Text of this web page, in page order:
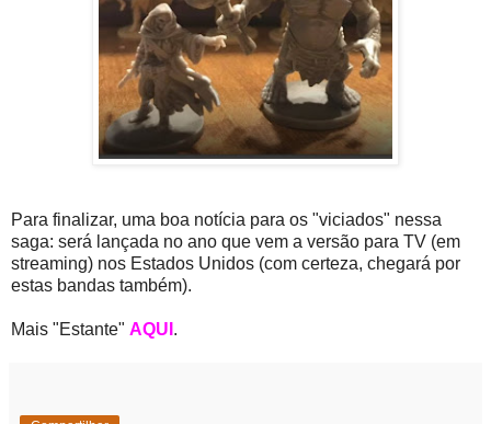
Para finalizar, uma boa notícia para os "viciados" nessa
saga: será lançada no ano que vem a versão para TV (em
streaming) nos Estados Unidos (com certeza, chegará por
estas bandas também).
Mais "Estante" AQUI .